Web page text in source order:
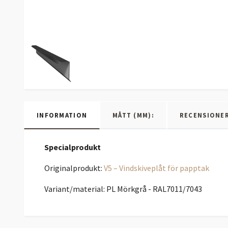
INFORMATION MÅTT (MM):
Specialprodukt
Originalprodukt: V5 – Vindskiveplåt för papptak
Variant/material: PL Mörkgrå - RAL7011/7043